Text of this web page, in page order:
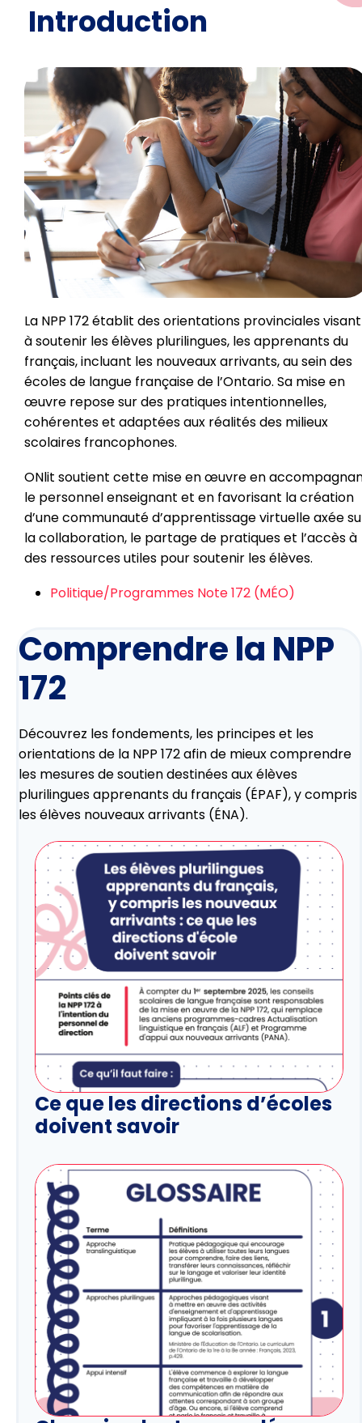
Introduction
La NPP 172 établit des orientations provinciales visant
à soutenir les élèves plurilingues, les apprenants du
français, incluant les nouveaux arrivants, au sein des
écoles de langue française de l’Ontario. Sa mise en
œuvre repose sur des pratiques intentionnelles,
cohérentes et adaptées aux réalités des milieux
scolaires francophones.
ONlit soutient cette mise en œuvre en
le personnel enseignant et en favorisant la création
d’une communauté d’apprentissage virtuelle axée
la collaboration, le partage de pratiques et l’accès à
des ressources utiles pour soutenir les élèves.
Politique/Programmes Note 172 (MÉO)
Comprendre la NPP
172
Découvrez les fondements, les principes et les
orientations de la NPP 172 afin de mieux comprendre
les mesures de soutien destinées aux élèves
plurilingues apprenants du français (ÉPAF), y compris
les élèves nouveaux arrivants (ÉNA).
Ce que les directions d’écoles
doivent savoir